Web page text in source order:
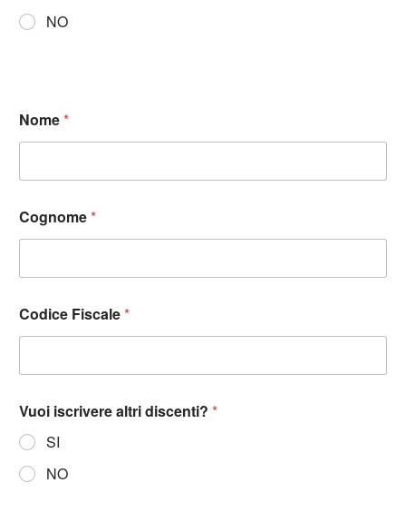
NO
Nome*
Cognome*
Codice Fiscale*
Vuoi iscrivere altri discenti? *
SI
NO